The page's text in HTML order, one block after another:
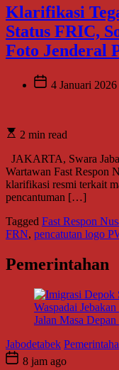
Klarifikasi
Status FRIC,
Foto Jenderal
4 Januari 2026
2 min read
JAKARTA, Swara
Wartawan Fast Respon
klarifikasi resmi terkait
pencantuman […]
Tagged Fast Respon
FRN, pencatutan logo
Pemerintahan
Jabodetabek
8 jam ago